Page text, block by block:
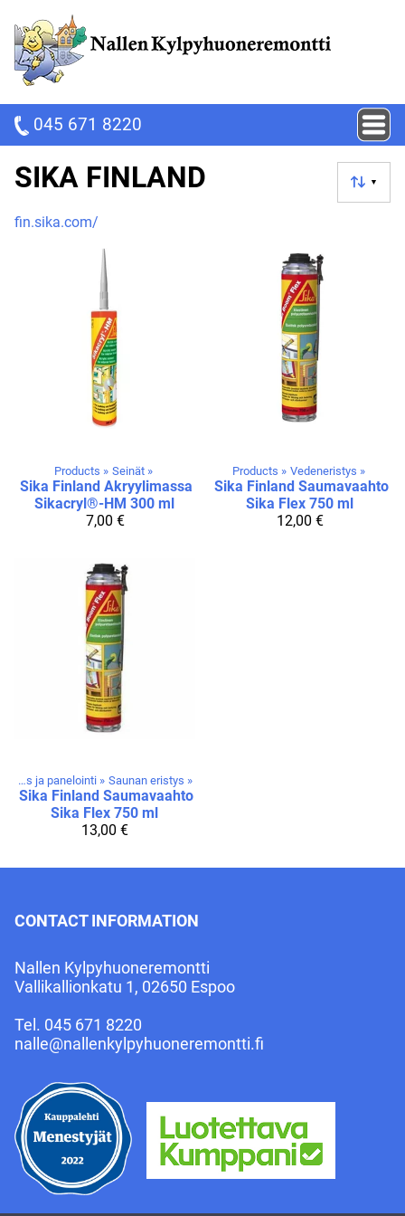
045 671 8220
▼
SIKA FINLAND
fin.sika.com/
Products ‪» Seinät ‪»
Sika Finland Akryylimassa
Sikacryl®-HM 300 ml
7,00 €
Products ‪» Vedeneristys ‪»
Sika Finland Saumavaahto
Sika Flex 750 ml
12,00 €
Saunan eristys ja panelointi ‪» Saunan eristys ‪»
Sika Finland Saumavaahto
Sika Flex 750 ml
13,00 €
CONTACT INFORMATION
Nallen Kylpyhuoneremontti
Vallikallionkatu 1, 02650 Espoo
Tel. 045 671 8220
nalle@nallenkylpyhuoneremontti.fi